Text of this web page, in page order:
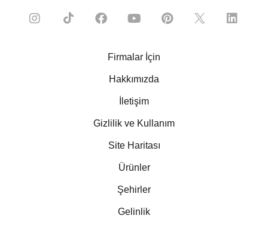
Firmalar İçin
Hakkımızda
İletişim
Gizlilik ve Kullanım
Site Haritası
Ürünler
Şehirler
Gelinlik